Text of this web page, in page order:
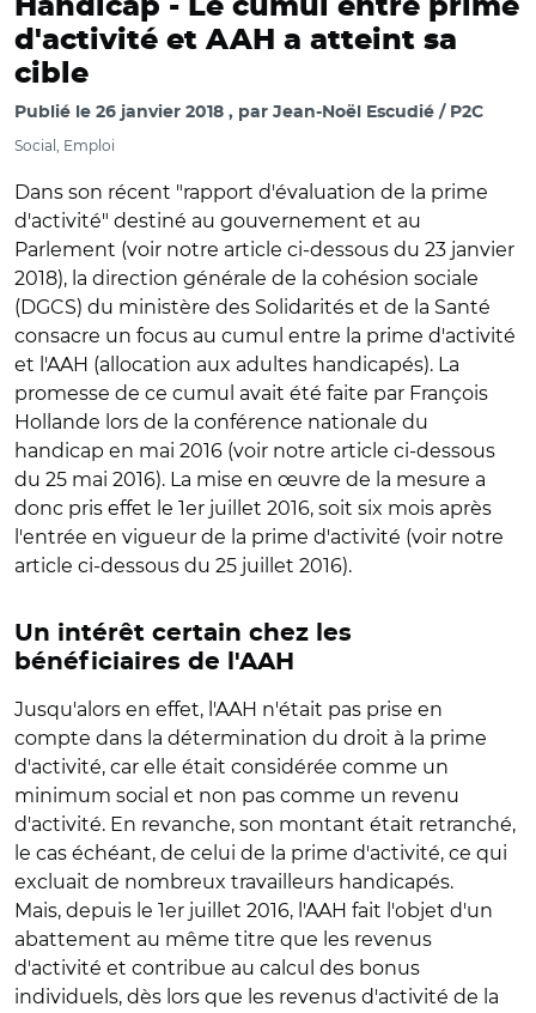
Handicap - Le cumul entre prime
d'activité et AAH a atteint sa
cible
Publié le 26 janvier 2018 par Jean-Noël Escudié / P2C
Social, Emploi
Dans son récent "rapport d'évaluation de la prime
d'activité" destiné au gouvernement et au
Parlement (voir notre article ci-dessous du 23 janvier
2018), la direction générale de la cohésion sociale
(DGCS) du ministère des Solidarités et de la Santé
consacre un focus au cumul entre la prime d'activité
et l'AAH (allocation aux adultes handicapés). La
promesse de ce cumul avait été faite par François
Hollande lors de la conférence nationale du
handicap en mai 2016 (voir notre article ci-dessous
du 25 mai 2016). La mise en œuvre de la mesure a
donc pris effet le 1er juillet 2016, soit six mois après
l'entrée en vigueur de la prime d'activité (voir notre
article ci-dessous du 25 juillet 2016).
Un intérêt certain chez les
bénéficiaires de l'AAH
Jusqu'alors en effet, l'AAH n'était pas prise en
compte dans la détermination du droit à la prime
d'activité, car elle était considérée comme un
minimum social et non pas comme un revenu
d'activité. En revanche, son montant était retranché,
le cas échéant, de celui de la prime d'activité, ce qui
excluait de nombreux travailleurs handicapés.
Mais, depuis le 1er juillet 2016, l'AAH fait l'objet d'un
abattement au même titre que les revenus
d'activité et contribue au calcul des bonus
individuels, dès lors que les revenus d'activité de la